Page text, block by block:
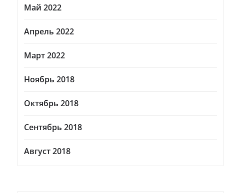
Май 2022
Апрель 2022
Март 2022
Ноябрь 2018
Октябрь 2018
Сентябрь 2018
Август 2018